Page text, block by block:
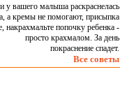
у вашего малыша раскраснелась
а кремы не помогают, присыпка
накрахмальте попочку ребенка -
просто крахмалом. За день
покраснение спадет.
Все советы